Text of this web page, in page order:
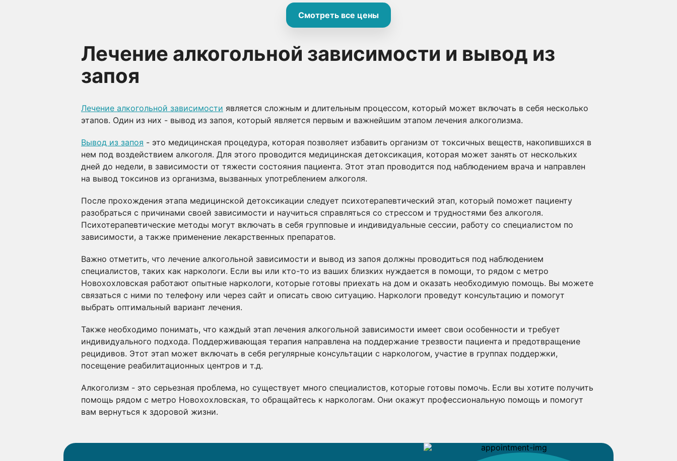
Смотреть все цены
Лечение алкогольной зависимости и вывод из
запоя
Лечение алкогольной зависимости является сложным и длительным процессом, который может включать в себя несколько
этапов. Один из них - вывод из запоя, который является первым и важнейшим этапом лечения алкоголизма.
Вывод из запоя - это медицинская процедура, которая позволяет избавить организм от токсичных веществ, накопившихся в
нем под воздействием алкоголя. Для этого проводится медицинская детоксикация, которая может занять от нескольких
дней до недели, в зависимости от тяжести состояния пациента. Этот этап проводится под наблюдением врача и направлен
на вывод токсинов из организма, вызванных употреблением алкоголя.
После прохождения этапа медицинской детоксикации следует психотерапевтический этап, который поможет пациенту
разобраться с причинами своей зависимости и научиться справляться со стрессом и трудностями без алкоголя.
Психотерапевтические методы могут включать в себя групповые и индивидуальные сессии, работу со специалистом по
зависимости, а также применение лекарственных препаратов.
Важно отметить, что лечение алкогольной зависимости и вывод из запоя должны проводиться под наблюдением
специалистов, таких как наркологи. Если вы или кто-то из ваших близких нуждается в помощи, то рядом с метро
Новохохловская работают опытные наркологи, которые готовы приехать на дом и оказать необходимую помощь. Вы можете
связаться с ними по телефону или через сайт и описать свою ситуацию. Наркологи проведут консультацию и помогут
выбрать оптимальный вариант лечения.
Также необходимо понимать, что каждый этап лечения алкогольной зависимости имеет свои особенности и требует
индивидуального подхода. Поддерживающая терапия направлена на поддержание трезвости пациента и предотвращение
рецидивов. Этот этап может включать в себя регулярные консультации с наркологом, участие в группах поддержки,
посещение реабилитационных центров и т.д.
Алкоголизм - это серьезная проблема, но существует много специалистов, которые готовы помочь. Если вы хотите получить
помощь рядом с метро Новохохловская, то обращайтесь к наркологам. Они окажут профессиональную помощь и помогут
вам вернуться к здоровой жизни.